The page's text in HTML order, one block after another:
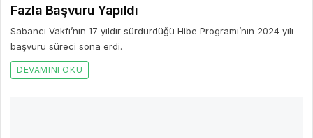
Fazla Başvuru Yapıldı
Sabancı Vakfı’nın 17 yıldır sürdürdüğü Hibe Programı’nın 2024 yılı
başvuru süreci sona erdi.
DEVAMINI OKU